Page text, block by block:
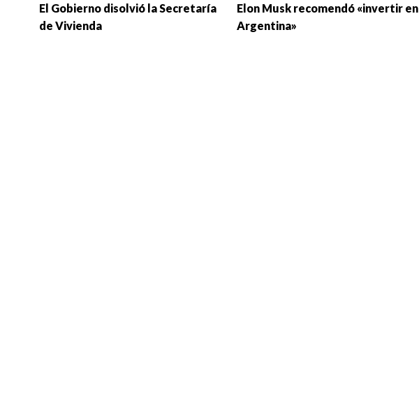
El Gobierno disolvió la Secretaría
de Vivienda
Elon Musk recomendó «invertir en
Argentina»